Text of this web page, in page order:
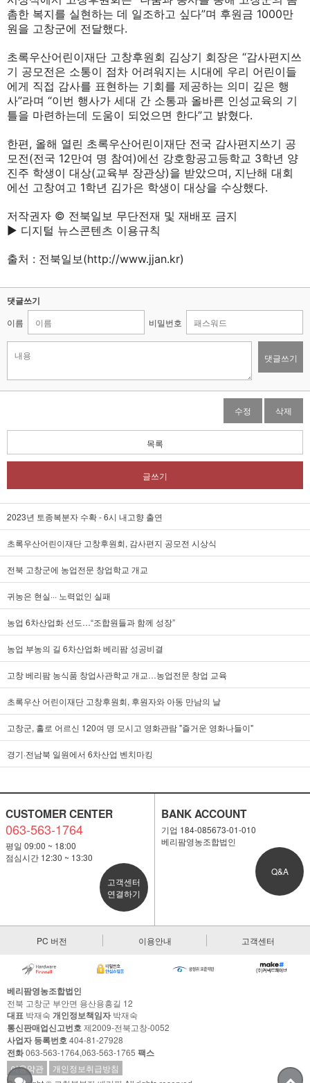
촘한 복지를 실현하는 데 일조하고 싶다”며 후원금 1000만
원을 고창군에 전달했다.
초록우산어린이재단 고창후원회 김상기 회장은 “감사편지쓰
기 공모전은 소통이 점차 어려워지는 시대에 우리 어린이들
에게 직접 감사를 표현하는 기회를 제공하는 의미 깊은 행
사”라며 “이번 행사가 세대 간 소통과 올바른 인성교육의 기
틀을 마련하는데 도움이 되었으면 한다”고 밝혔다.
한편, 올해 열린 초록우산어린이재단 전국 감사편지쓰기 공
모전(전국 12만여 명 참여)에선 강호항공고등학교 3학년 양
진주 학생이 대상(교육부 장관상)을 받았으며, 지난해 대회
에선 고창여고 1학년 김가은 학생이 대상을 수상했다.
저작권자 © 전북일보 무단전재 및 재배포 금지
▶ 디지털 뉴스콘텐츠 이용규칙
출처 : 전북일보(http://www.jjan.kr)
댓글쓰기
이름 비밀번호
댓글쓰기
수정 삭제
목록
글쓰기
2023년 토종복분자 수확 - 6시 내고향 출연
초록우산어린이재단 고창후원회, 감사편지 공모전 시상식
전북 고창군에 농업전문 창업학교 개교
귀농은 현실··· 노력없인 실패
농업 6차산업화 선도…“조합원들과 함께 성장”
농업 부농의 길 6차산업화 베리팜 성공비결
고창 베리팜 농식품 창업사관학교 개교…농업전문 창업 교육
초록우산 어린이재단 고창후원회, 후원자와 아동 만남의 날
고창군, 홀로 어르신 120여 명 모시고 영화관람 "즐거운 영화나들이"
경기·전남북 일원에서 6차산업 벤치마킹
CUSTOMER CENTER
063-563-1764
평일 09:00 ~ 18:00
점심시간 12:30 ~ 13:30
고객센터
연결하기
BANK ACCOUNT
기업 184-085673-01-010
베리팜영농조합법인
Q&A
PC 버전 이용안내 고객센터
베리팜영농조합법인
전북 고창군 부안면 용산용흥길 12
대표 박재숙 개인정보책임자박재숙
통신판매업신고번호제2009-전북고창-0052
사업자 등록번호404-81-27928
전화063-563-1764,063-563-1765 팩스
이용약관
개인정보취급방침